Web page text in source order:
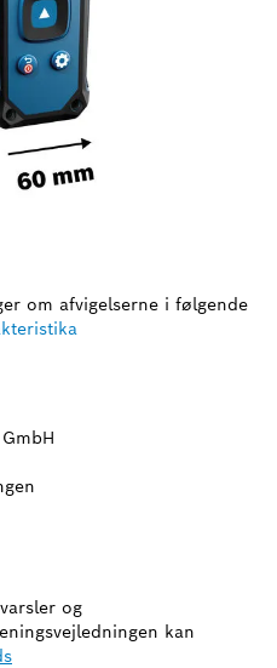
om afvigelserne i følgende
og
kan